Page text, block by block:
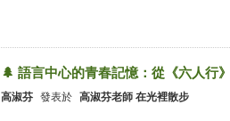
🌲 語言中心的青春記憶：從《六人行
高淑芬 發表於 高淑芬老師 在光裡散步